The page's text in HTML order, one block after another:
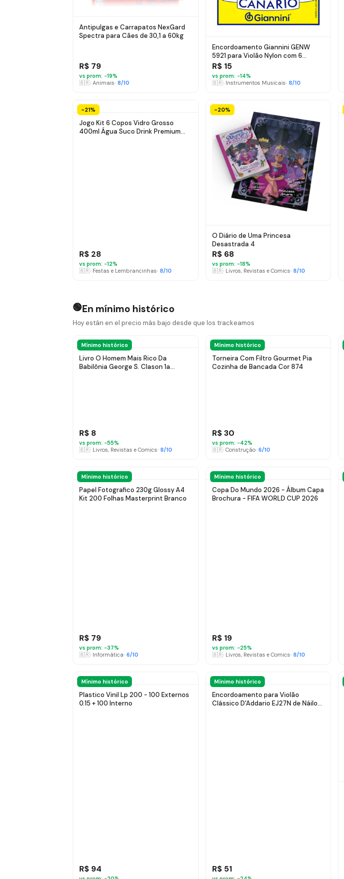
Antipulgas e Carrapatos NexGard
Spectra para Cães de 30,1 a 60kg
R$ 79
vs prom: −19%
🇧🇷· Animais· 8/10
Encordoamento Giannini GENW
5921 para Violão Nylon com 6
Cordas
R$ 15
vs prom: −14%
🇧🇷· Instrumentos Musicais· 8/10
-21%
Jogo Kit 6 Copos Vidro Grosso
400ml Água Suco Drink Premium
R$ 28
vs prom: −12%
🇧🇷· Festas e Lembrancinhas· 8/10
-20%
O Diário de Uma Princesa
Desastrada 4
R$ 68
vs prom: −18%
🇧🇷· Livros, Revistas e Comics· 8/10
🟢En mínimo histórico
Hoy están en el precio más bajo desde que los trackeamos
Mínimo histórico
Livro O Homem Mais Rico Da
Babilônia George S. Clason 1a
R$ 8
vs prom: −55%
🇧🇷· Livros, Revistas e Comics· 8/10
Mínimo histórico
Torneira Com Filtro Gourmet Pia
Cozinha de Bancada Cor 874
R$ 30
vs prom: −42%
🇧🇷· Construção· 6/10
Mínimo histórico
Papel Fotografico 230g Glossy A4
Kit 200 Folhas Masterprint Branco
R$ 79
vs prom: −37%
🇧🇷· Informática· 6/10
Mínimo histórico
Copa Do Mundo 2026 - Álbum Capa
Brochura - FIFA WORLD CUP 2026
R$ 19
vs prom: −25%
🇧🇷· Livros, Revistas e Comics· 8/10
Mínimo histórico
Plastico Vinil Lp 200 - 100 Externos
0.15 + 100 Interno
R$ 94
Mínimo histórico
Encordoamento para Violão
Clássico D'Addario EJ27N de Náilon
R$ 51